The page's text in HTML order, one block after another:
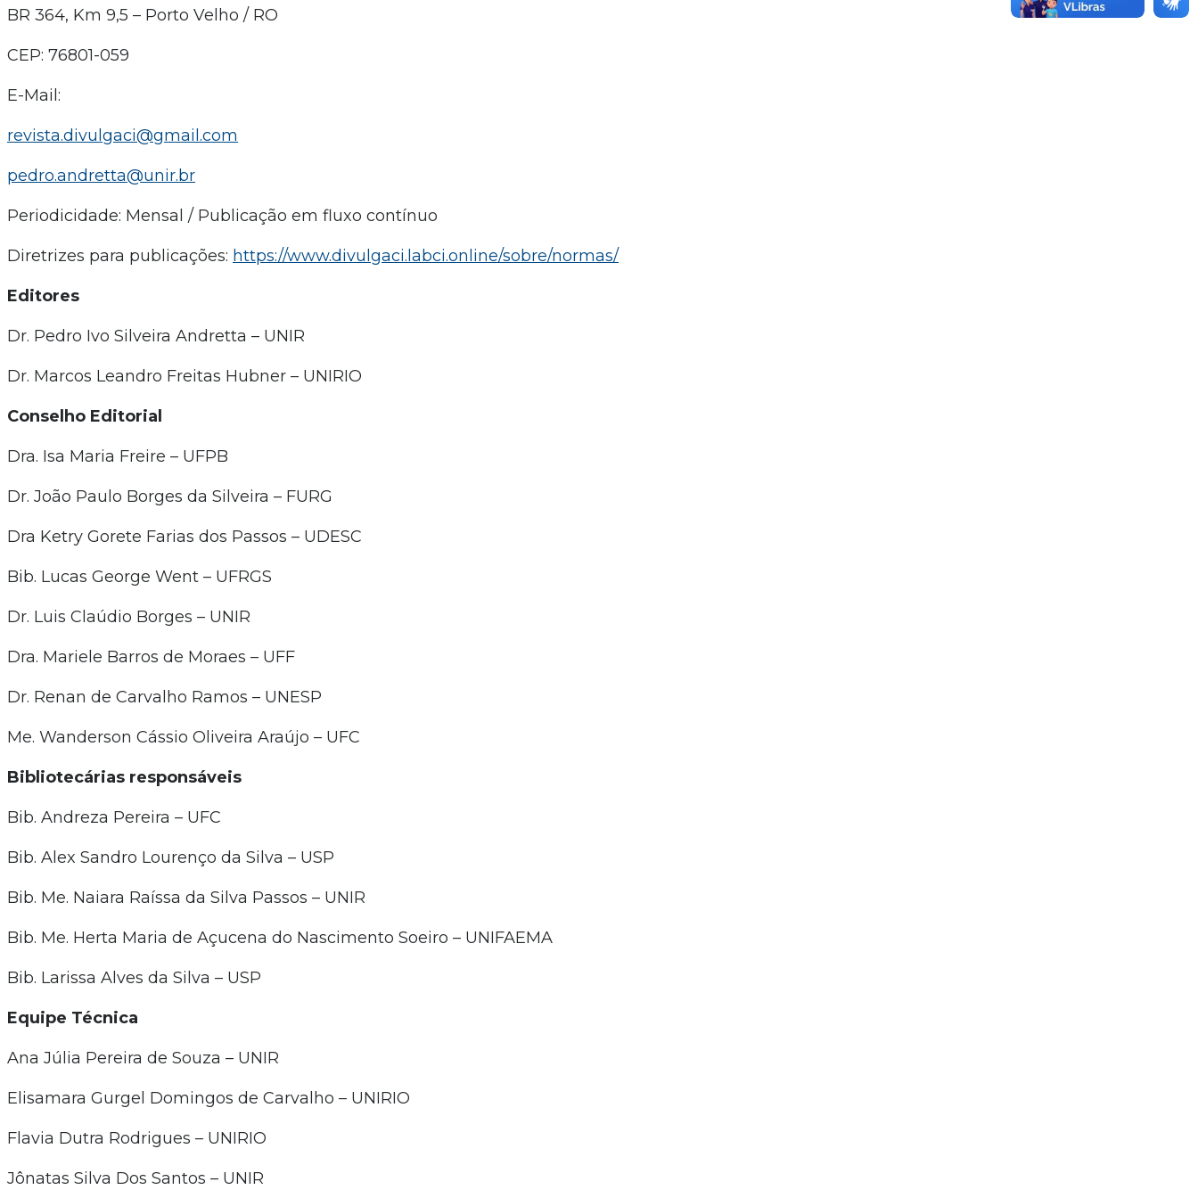
BR 364, Km 9,5 – Porto Velho / RO
CEP: 76801-059
E-Mail:
revista.divulgaci@gmail.com
pedro.andretta@unir.br
Periodicidade: Mensal / Publicação em fluxo contínuo
Diretrizes para publicações: https://www.divulgaci.labci.online/sobre/normas/
Editores
Dr. Pedro Ivo Silveira Andretta – UNIR
Dr. Marcos Leandro Freitas Hubner – UNIRIO
Conselho Editorial
Dra. Isa Maria Freire – UFPB
Dr. João Paulo Borges da Silveira – FURG
Dra Ketry Gorete Farias dos Passos – UDESC
Bib. Lucas George Went – UFRGS
Dr. Luis Claúdio Borges – UNIR
Dra. Mariele Barros de Moraes – UFF
Dr. Renan de Carvalho Ramos – UNESP
Me. Wanderson Cássio Oliveira Araújo – UFC
Bibliotecárias responsáveis
Bib. Andreza Pereira – UFC
Bib. Alex Sandro Lourenço da Silva – USP
Bib. Me. Naiara Raíssa da Silva Passos – UNIR
Bib. Me. Herta Maria de Açucena do Nascimento Soeiro – UNIFAEMA
Bib. Larissa Alves da Silva – USP
Equipe Técnica
Ana Júlia Pereira de Souza – UNIR
Elisamara Gurgel Domingos de Carvalho – UNIRIO
Flavia Dutra Rodrigues – UNIRIO
Jônatas Silva Dos Santos – UNIR